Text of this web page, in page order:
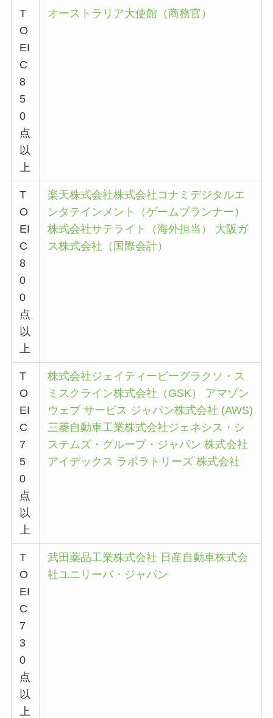
T
O
EI
C
8
5
0
点
以
上
オーストラリア大使館（商務官）
T
O
EI
C
8
0
0
点
以
上
楽天株式会社株式会社コナミデジタルエ
ンタテインメント（ゲームプランナー）
株式会社サテライト（海外担当）
大阪ガ
ス株式会社（国際会計）
T
O
EI
C
7
5
0
点
以
上
株式会社ジェイティービーグラクソ・ス
ミスクライン株式会社（GSK）
アマゾン
ウェブ サービス ジャパン株式会社 (AWS)
三菱自動車工業株式会社ジェネシス・シ
ステムズ・グループ・ジャパン 株式会社
アイデックス ラボラトリーズ 株式会社
T
O
EI
C
7
3
0
点
以
上
武田薬品工業株式会社 日産自動車株式会
社ユニリーバ・ジャパン